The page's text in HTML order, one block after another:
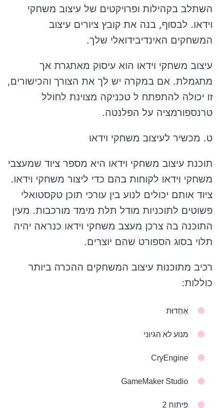
השתלב בקהילות ופרויקטים של עיצוב משחקי
וידאו. לבסוף, בנה את קובץ ציורים עיצוב
המשחקים האינדיבידואלי שלך.
עיצוב משחקי וידאו הוא עיסוק מאתגרת אך
מתגמלת. אם במקרה יש לך את הצורך והכישורים,
זו יכולה להתפתח ל טכניקה מצוינת לחולל
טרנספורמציה על הפלנטה.
ט. מכשיר לעיצוב משחקי וידאו
תוכנת עיצוב משחקי וידאו היא מספר ציוד שמעצבי
משחקי וידאו לקוחות בהם כדי ליצור משחקי וידאו.
ציוד אותם יכולים לנוע בין עורכי תוכן טקסטואלי
פשוטים לתוכניות מודל תלת מימד מורכבות. מעין
התוכנה בה צרכן מעצב משחקי וידאו כנראה יהיה
תלוי בסוג הספורט שהם יוצרים.
רכיב מתוכנות עיצוב המשחקים ההכרה ביותר
כוללות:
אַחְדוּת
מנוע לא הגיוני
CryEngine
GameMaker Studio
פיתוח 2